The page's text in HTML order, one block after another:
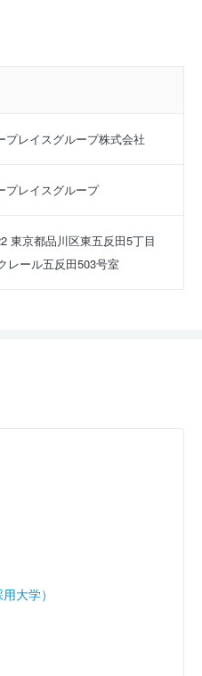
プレイスグループ株式会社
プレイスグループ
東京都品川区東五反田5丁目
レール五反田503号室
大学）